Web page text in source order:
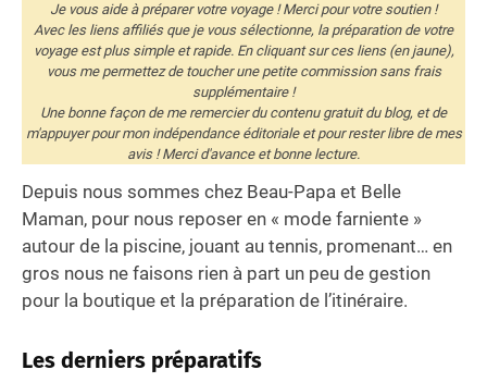
Je vous aide à préparer votre voyage ! Merci pour votre soutien !
Avec les liens affiliés que je vous sélectionne, la préparation de votre
voyage est plus simple et rapide. En cliquant sur ces liens (en jaune),
vous me permettez de toucher une petite commission sans frais
supplémentaire !
Une bonne façon de me remercier du contenu gratuit du blog, et de
m'appuyer pour mon indépendance éditoriale et pour rester libre de mes
avis ! Merci d'avance et bonne lecture.
Depuis nous sommes chez Beau-Papa et Belle
Maman, pour nous reposer en « mode farniente »
autour de la piscine, jouant au tennis, promenant… en
gros nous ne faisons rien à part un peu de gestion
pour la boutique et la préparation de l’itinéraire.
Les derniers préparatifs